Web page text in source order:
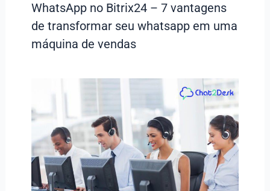
WhatsApp no Bitrix24 – 7 vantagens
de transformar seu whatsapp em uma
máquina de vendas